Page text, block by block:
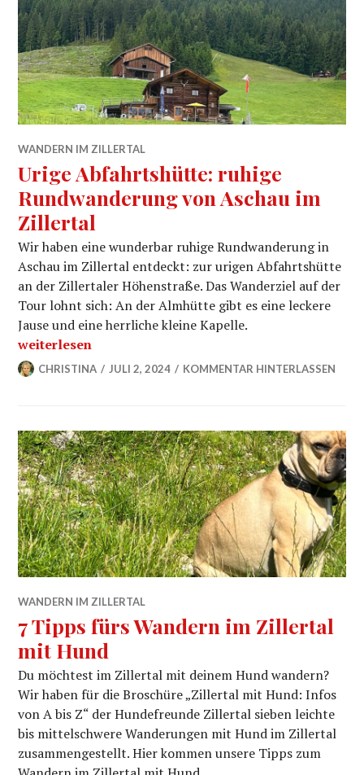
WANDERN IM ZILLERTAL
Urige Abfahrtshütte: ruhige
Rundwanderung von Aschau im
Zillertal
Wir haben eine wunderbar ruhige Rundwanderung in
Aschau im Zillertal entdeckt: zur urigen Abfahrtshütte
an der Zillertaler Höhenstraße. Das Wanderziel auf der
Tour lohnt sich: An der Almhütte gibt es eine leckere
Jause und eine herrliche kleine Kapelle.
„Urige Abfahrtshütte: ruhige Rundwanderung von
weiterlesen
CHRISTINA JULI 2, 2024 KOMMENTAR HINTERLASSEN
WANDERN IM ZILLERTAL
7 Tipps fürs Wandern im Zillertal
mit Hund
Du möchtest im Zillertal mit deinem Hund wandern?
Wir haben für die Broschüre „Zillertal mit Hund: Infos
von A bis Z“ der Hundefreunde Zillertal sieben leichte
bis mittelschwere Wanderungen mit Hund im Zillertal
zusammengestellt. Hier kommen unsere Tipps zum